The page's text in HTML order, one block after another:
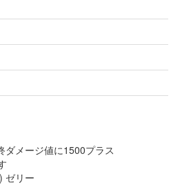
ダメージ値に1500プラス
ゼリー